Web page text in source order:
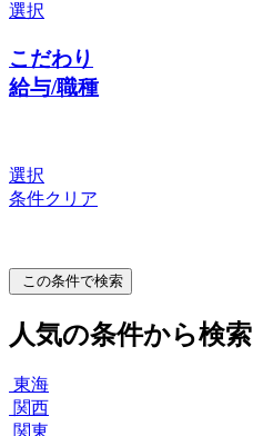
選択
こだわり
給与/職種
選択
条件クリア
この条件で検索
人気の条件から検索
東海
関西
関東